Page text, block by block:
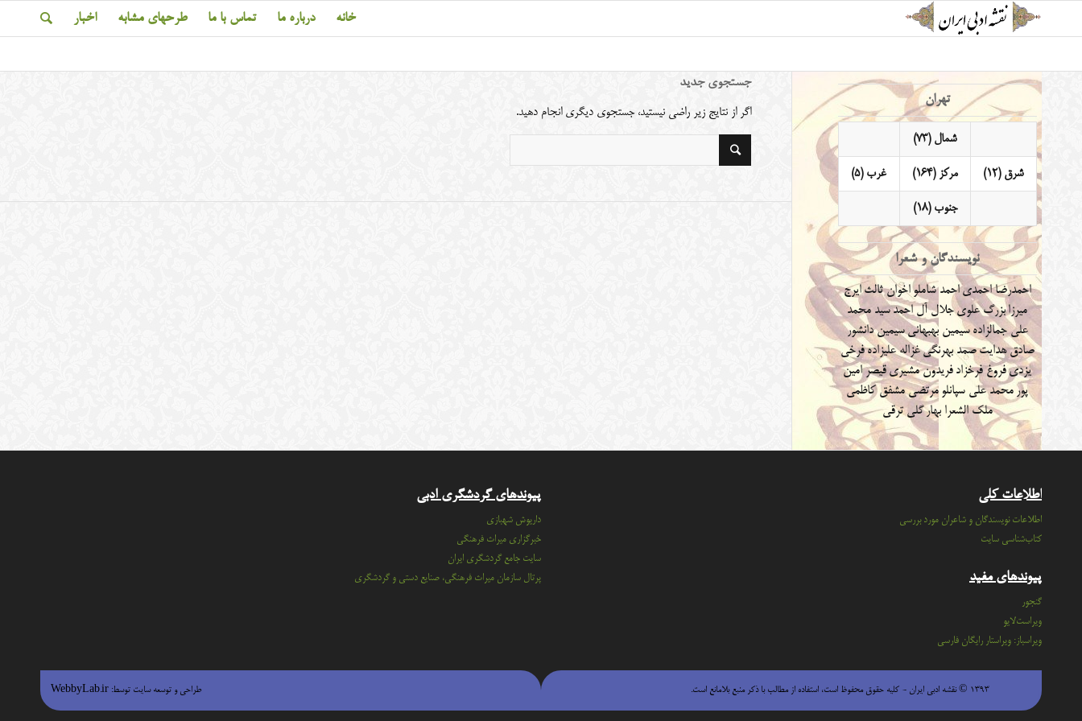
خانه درباره ما تماس با ما طرحهای مشابه اخبار
جستجوی جدید
اگر از نتایج زیر راضی نیستید، جستجوی دیگری انجام دهید.
تهران
شمال (73)
شرق (12) مرکز (164) غرب (5)
جنوب (18)
نویسندگان و شعرا
احمدرضا احمدیاحمد شاملواخوان ثالث ایرج
میرزابزرگ علوی جلال آل احمد سید محمد
علی جمالزاده سیمین بهبهانیسیمین دانشور
صادق هدایتصمد بهرنگیغزاله علیزادهفرخی
یزدیفروغ فرخزاد فریدون مشیری قیصر امین
پور محمد علی سپانلو مرتضی مشفق کاظمی
ملک الشعرا بهارگلی ترقی
اطلاعات کلی
اطلاعات نویسندگان و شاعران مورد بررسی
کتاب‌شناسی سایت
پیوندهای مفید
گنجور
ویراست‌لایو
ویراسباز: ویراستار رایگان فارسی
پیوندهای گردشگری ادبی
داریوش شهبازی
خبرگزاری میراث فرهنگی
سايت جامع گردشگري ايران
پرتال سازمان ميراث فرهنگي، صنايع دستي و گردشگري
۱۳۹۳ © نقشه ادبی ایران - كليه حقوق محفوظ است، استفاده از مطالب با ذكر منبع بلامانع است. طراحی و توسعه سایت توسط: WebbyLab.ir